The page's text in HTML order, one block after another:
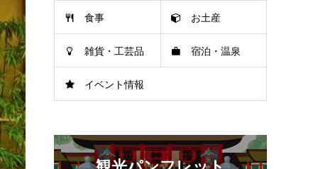
食事 お土産
雑貨・工芸品 宿泊・温泉
イベント情報